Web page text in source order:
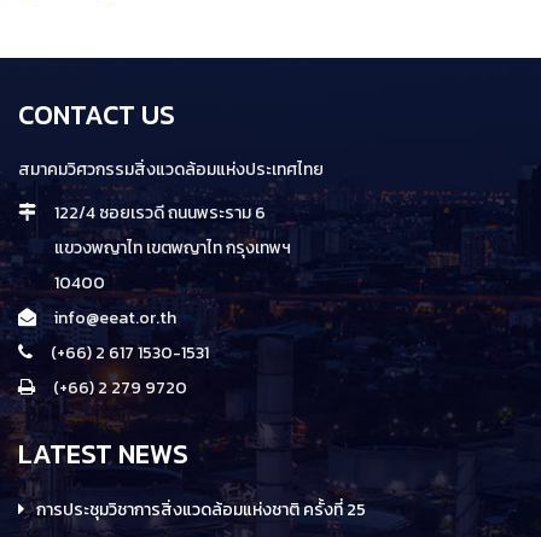
CONTACT US
สมาคมวิศวกรรมสิ่งแวดล้อมแห่งประเทศไทย
122/4 ซอยเรวดี ถนนพระราม 6
แขวงพญาไท เขตพญาไท กรุงเทพฯ
10400
info@eeat.or.th
(+66) 2 617 1530-1531
(+66) 2 279 9720
LATEST NEWS
การประชุมวิชาการสิ่งแวดล้อมแห่งชาติ ครั้งที่ 25